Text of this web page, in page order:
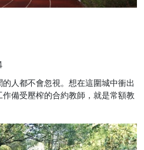
人都不會忽視。想在這圍城中衝出
備受壓榨的合約教師，就是常額教